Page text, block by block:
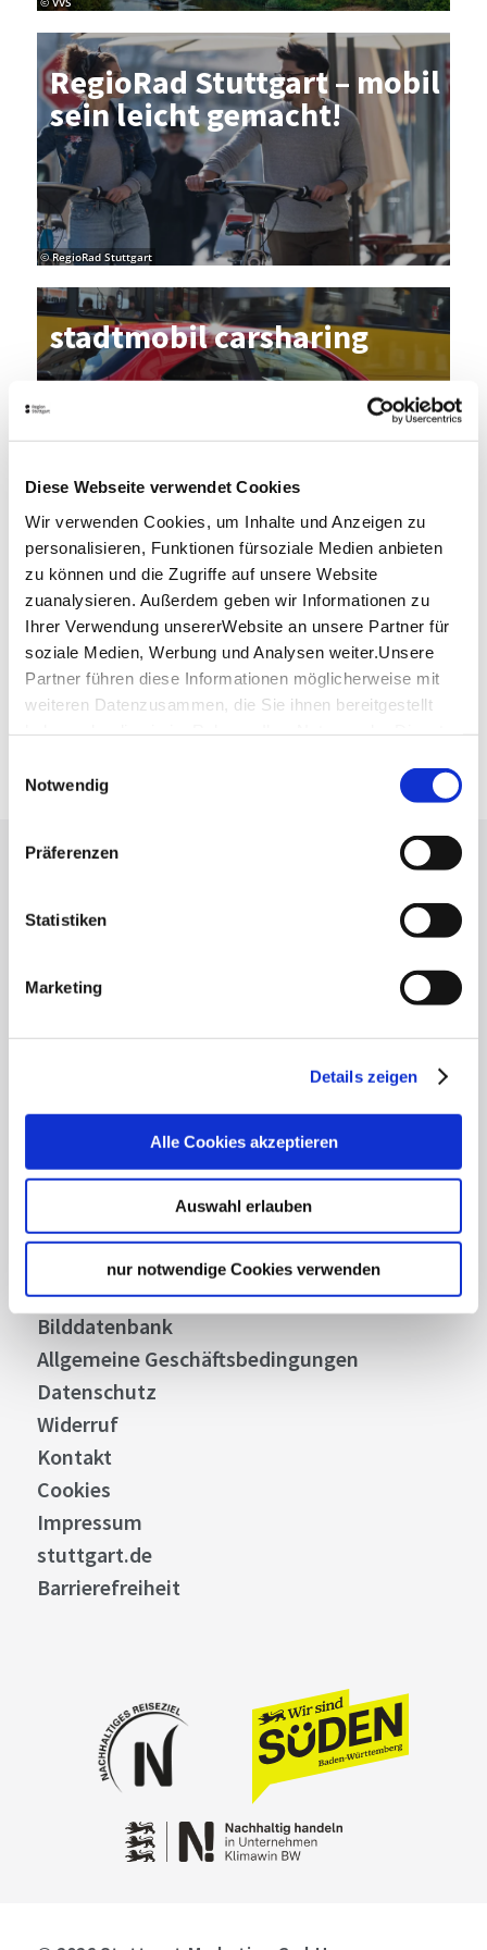
Diese Webseite verwendet Cookies
Wir verwenden Cookies, um Inhalte und Anzeigen zu
personalisieren, Funktionen fürsoziale Medien anbieten
zu können und die Zugriffe auf unsere Website
zuanalysieren. Außerdem geben wir Informationen zu
Ihrer Verwendung unsererWebsite an unsere Partner für
soziale Medien, Werbung und Analysen weiter.Unsere
Partner führen diese Informationen möglicherweise mit
weiteren Datenzusammen, die Sie ihnen bereitgestellt
Impressum
Notwendig
Präferenzen
Statistiken
Marketing
Details zeigen
Alle Cookies akzeptieren
Auswahl erlauben
nur notwendige Cookies verwenden
© RegioRad Stuttgart
Re­gio­Rad Stutt­gart – mo­bil
sein leicht ge­macht!
stadt­mo­bil car­sha­ring
Stel­la – E-Rol­ler mie­ten
Mit unserem Newsletter bleiben Sie zu Events,
Abonnieren
Über uns
Stellenangebote
Presse
Business
Stuttgart Convention Bureau
Bilddatenbank
Allgemeine Geschäftsbedingungen
Datenschutz
Widerruf
Kontakt
Cookies
Impressum
stuttgart.de
Barrierefreiheit